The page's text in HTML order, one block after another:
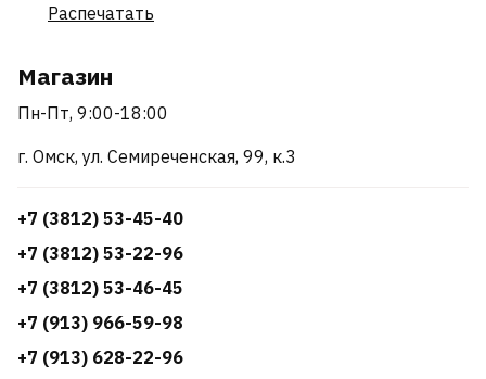
Распечатать
Магазин
Пн-Пт, 9:00-18:00
г. Омск, ул. Семиреченская, 99, к.3
+7 (3812) 53-45-40
+7 (3812) 53-22-96
+7 (3812) 53-46-45
+7 (913) 966-59-98
+7 (913) 628-22-96